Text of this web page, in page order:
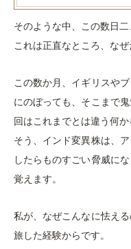
そのような中、この数日
これは正直なところ、な
この数か月、イギリスや
にのぼっても、そこまで
回はこれまでとは違う何か
そう、インド変異株は、
したらものすごい脅威に
覚えます。
私が、なぜこんなに怯え
旅した経験からです。